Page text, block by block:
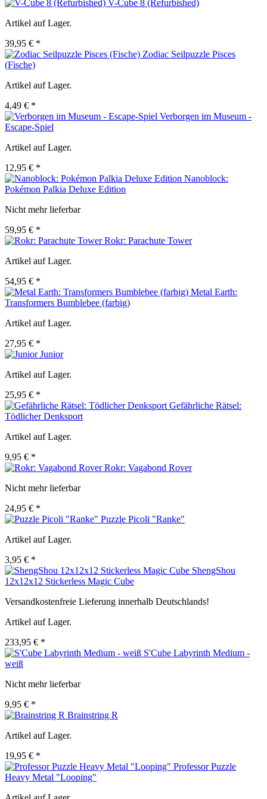
V-Cube 8 (Refurbished)
Artikel auf Lager.
39,95 € *
Zodiac Seilpuzzle Pisces
(Fische)
Artikel auf Lager.
4,49 € *
Verborgen im Museum -
Escape-Spiel
Artikel auf Lager.
12,95 € *
Nanoblock:
Pokémon Palkia Deluxe Edition
Nicht mehr lieferbar
59,95 € *
Rokr: Parachute Tower
Artikel auf Lager.
54,95 € *
Metal Earth:
Transformers Bumblebee (farbig)
Artikel auf Lager.
27,95 € *
Junior
Artikel auf Lager.
25,95 € *
Gefährliche Rätsel:
Tödlicher Denksport
Artikel auf Lager.
9,95 € *
Rokr: Vagabond Rover
Nicht mehr lieferbar
24,95 € *
Puzzle Picoli "Ranke"
Artikel auf Lager.
3,95 € *
ShengShou
12x12x12 Stickerless Magic Cube
Versandkostenfreie Lieferung innerhalb Deutschlands!
Artikel auf Lager.
233,95 € *
S'Cube Labyrinth Medium -
weiß
Nicht mehr lieferbar
9,95 € *
Brainstring R
Artikel auf Lager.
19,95 € *
Professor Puzzle
Heavy Metal "Looping"